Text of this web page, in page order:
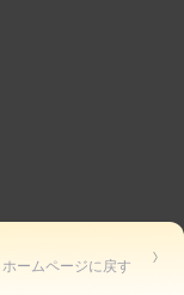
ホームページに戻す